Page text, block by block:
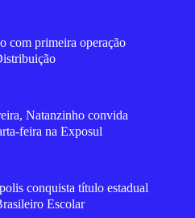
com primeira operação
Natanzinho convida
feira na Exposul
conquista título estadual
Escolar